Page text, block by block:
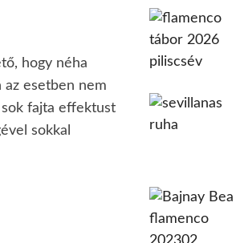
hogy néha
az esetben nem
fajta effektust
sokkal